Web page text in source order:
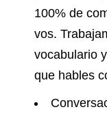
100% de
vos.
vocabulario
que hables